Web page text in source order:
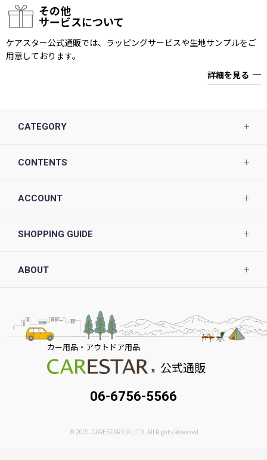
その他
サービスについて
ケアスター公式通販では、ラッピングサービスや生地サンプルをご
用意しております。
詳細を見る
CATEGORY
CONTENTS
ACCOUNT
SHOPPING GUIDE
ABOUT
カー用品・アウトドア用品
公式通販
06-6756-5566
© 2021 CARESTAR CO.,LTD. All Rights Reserved